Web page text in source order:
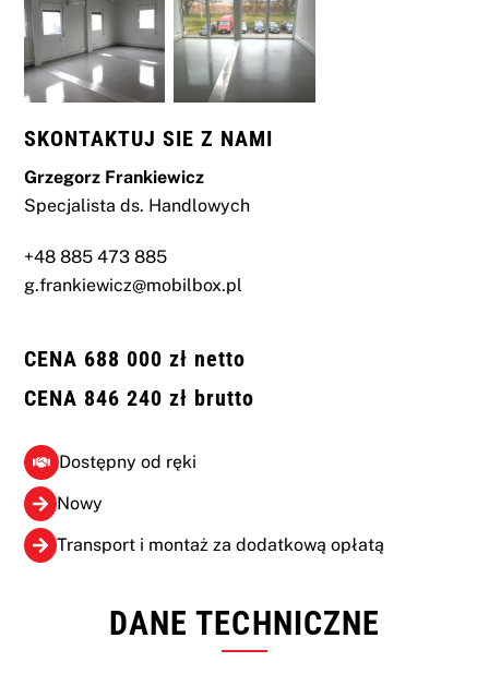
SKONTAKTUJ SIE Z NAMI
Grzegorz Frankiewicz
Specjalista ds. Handlowych
+48 885 473 885
g.frankiewicz@mobilbox.pl
CENA 688 000 zł netto
CENA 846 240 zł brutto
Dostępny od ręki
Nowy
Transport i montaż za dodatkową opłatą
DANE TECHNICZNE